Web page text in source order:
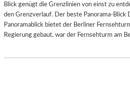
Blick genügt die Grenzlinien von einst zu
den Grenzverlauf. Der beste Panorama-Blick
Panoramablick bietet der Berliner
Regierung gebaut, war der Fernsehturm am